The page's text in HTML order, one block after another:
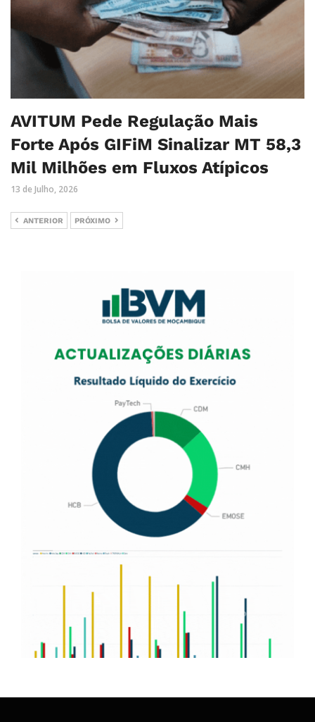
AVITUM Pede Regulação Mais
Forte Após GIFiM Sinalizar MT 58,3
Mil Milhões em Fluxos Atípicos
13 de Julho, 2026
ANTERIOR PRÓXIMO